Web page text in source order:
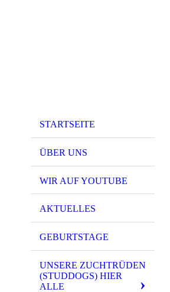
STARTSEITE
ÜBER UNS
WIR AUF YOUTUBE
AKTUELLES
GEBURTSTAGE
UNSERE ZUCHTRÜDEN
(STUDDOGS) HIER
ALLE